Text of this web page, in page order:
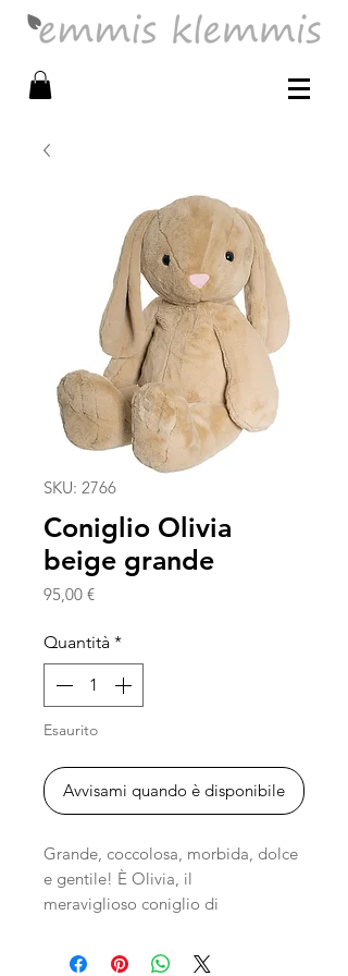
SKU: 2766
Coniglio Olivia
beige grande
95,00 €Prezzo
Quantità *
Esaurito
Avvisami quando è disponibile
Grande, coccolosa, morbida, dolce
e gentile! È Olivia, il
meraviglioso coniglio di